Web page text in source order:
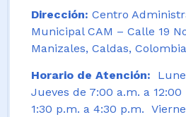
Dirección: Centro
Municipal CAM – Calle 19
Manizales, Caldas, Colombia
Horario de Atención:
Jueves de 7:00 a.m. a 12:00
1:30 p.m. a 4:30 p.m.